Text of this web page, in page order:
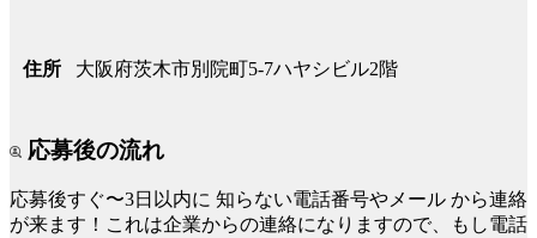
住所 大阪府茨木市別院町5-7ハヤシビル2階
応募後の流れ
応募後すぐ〜3日以内に 知らない電話番号やメール から連絡
が来ます！これは企業からの連絡になりますので、もし電話